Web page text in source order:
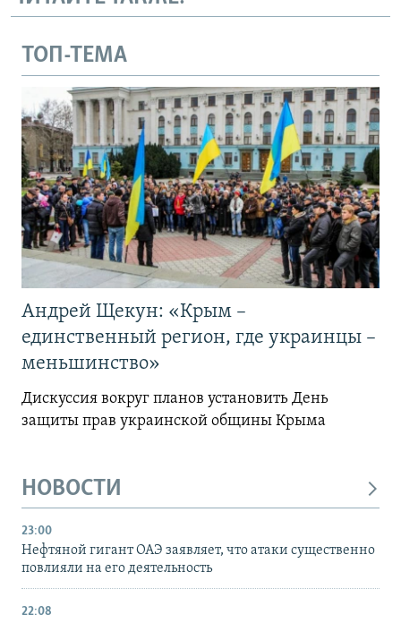
ТОП-ТЕМА
Андрей Щекун: «Крым –
единственный регион, где украинцы –
меньшинство»
Дискуссия вокруг планов установить День
защиты прав украинской общины Крыма
НОВОСТИ
23:00
Нефтяной гигант ОАЭ заявляет, что атаки существенно
повлияли на его деятельность
22:08